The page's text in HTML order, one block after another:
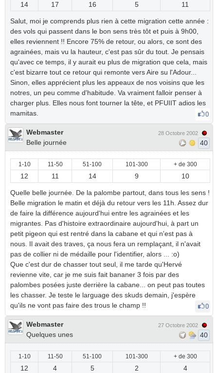
14 17 16 5 11
Salut, moi je comprends plus rien à cette migration cette année :
des vols qui passent dans le bon sens très tôt et puis à 9h00,
elles reviennent !! Encore 75% de retour, ou alors, ce sont des
agrainées, mais vu la hauteur, c'est pas sûr du tout. Je pensais
qu'avec ce temps, il y aurait eu plus de migration que cela, mais
c'est bizarre tout ce retour qui remonte vers Aire su l'Adour...
Sinon, elles apprécient plus les appeaux de nos voisins que les
notres, un peu comme d'habitude. Va vraiment falloir penser à
charger plus. Elles nous font tourner la tête, et PFUIIT adios les
mamitas.
0
Webmaster
Belle journée
28 Octobre 2002
40
1-10 11-50 51-100 101-300 + de 300
12 11 14 9 10
Quelle belle journée. De la palombe partout, dans tous les sens !
Belle migration le matin et déjà du retour vers les 11h. Assez dur
de faire la différence aujourd'hui entre les agrainées et les
migrantes. Pas d'histoire extraordinaire aujourd'hui, à part un
petit pigeon qui est rentré dans la cabane et qui n'est pas à
nous. Il avait des traves, ça nous fera un remplaçant, il n'avait
pas de collier ni de médaille pour l'identifier, alors ... :o)
Que c'est dur de chasser tout seul, il me tarde qu'Hervé
revienne vite, car je me suis fait bananer 3 fois par des
palombes posées juste derrière la cabane... on peut pas toutes
les chasser. Je teste le larguage des skuds demain, j'espère
qu'ils ne vont pas faire des trous le champ !!
0
Webmaster
Quelques unes
27 Octobre 2002
40
1-10 11-50 51-100 101-300 + de 300
12 4 5 2 4